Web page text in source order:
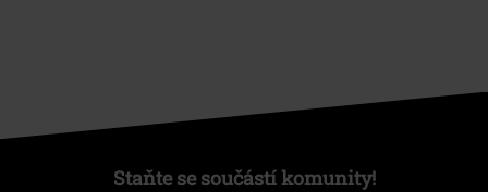
Staňte se součástí komunity!